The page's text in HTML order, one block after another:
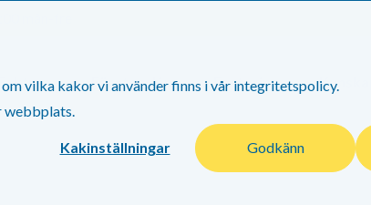
vilka kakor vi använder finns i vår integritetspolicy.
webbplats.
Kakinställningar Godkänn
Företagslån Factoring Kunskap